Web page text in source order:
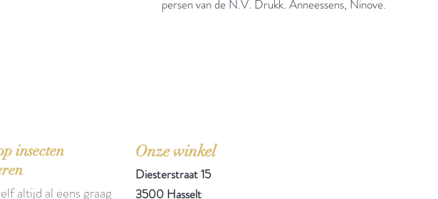
persen van de N.V. Drukk. Anneessens, Ninove.
insecten
altijd al eens graag
Onze winkel
Diesterstraat 15
3500 Hasselt